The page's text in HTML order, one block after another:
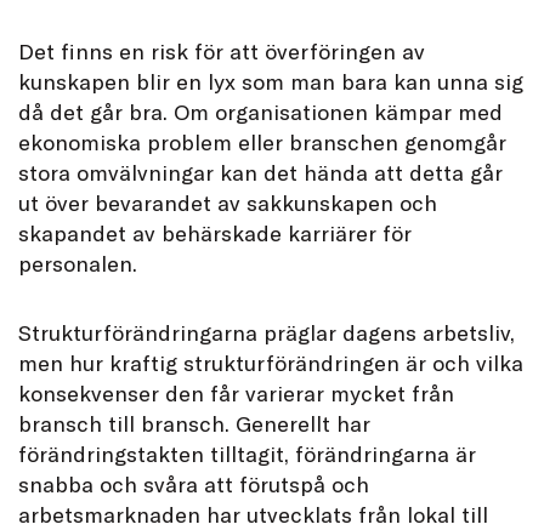
Det finns en risk för att överföringen av
kunskapen blir en lyx som man bara kan unna sig
då det går bra. Om organisationen kämpar med
ekonomiska problem eller branschen genomgår
stora omvälvningar kan det hända att detta går
ut över bevarandet av sakkunskapen och
skapandet av behärskade karriärer för
personalen.
Strukturförändringarna präglar dagens arbetsliv,
men hur kraftig strukturförändringen är och vilka
konsekvenser den får varierar mycket från
bransch till bransch. Generellt har
förändringstakten tilltagit, förändringarna är
snabba och svåra att förutspå och
arbetsmarknaden har utvecklats från lokal till